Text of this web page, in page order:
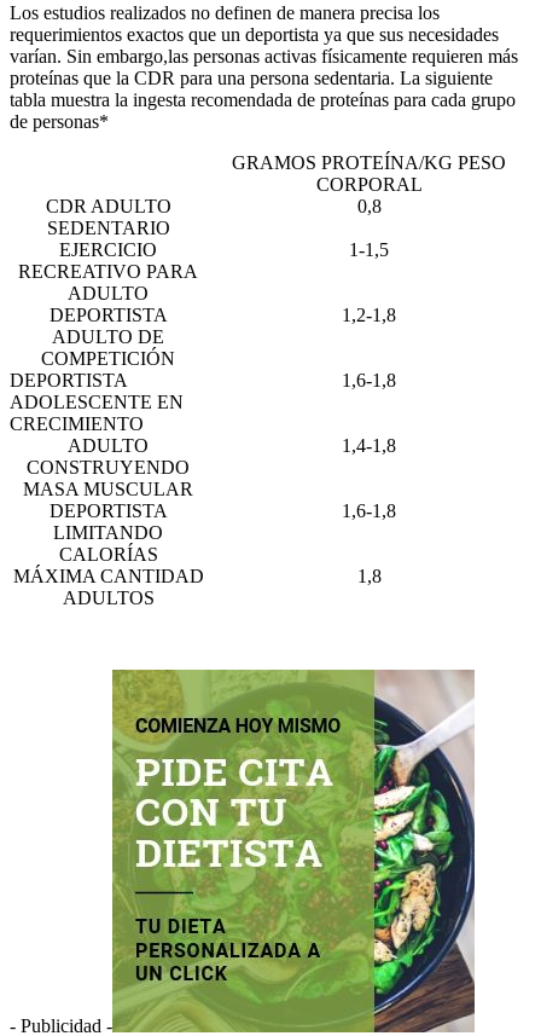
Los estudios realizados no definen de manera precisa los
requerimientos exactos que un deportista ya que sus necesidades
varían. Sin embargo,las personas activas físicamente requieren más
proteínas que la CDR para una persona sedentaria. La siguiente
tabla muestra la ingesta recomendada de proteínas para cada grupo
de personas*
GRAMOS PROTEÍNA/KG PESO
CORPORAL
CDR ADULTO
SEDENTARIO
0,8
EJERCICIO
RECREATIVO PARA
ADULTO
1-1,5
DEPORTISTA
ADULTO DE
COMPETICIÓN
1,2-1,8
DEPORTISTA
ADOLESCENTE EN
CRECIMIENTO
1,6-1,8
ADULTO
CONSTRUYENDO
MASA MUSCULAR
1,4-1,8
DEPORTISTA
LIMITANDO
CALORÍAS
1,6-1,8
MÁXIMA CANTIDAD
ADULTOS
1,8
- Publicidad -